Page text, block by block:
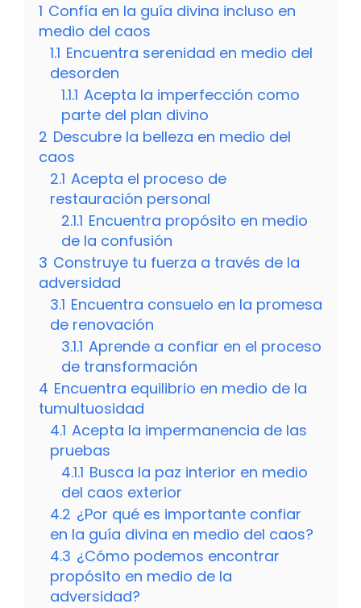
1 Confía en la guía divina incluso en
medio del caos
1.1 Encuentra serenidad en medio del
desorden
1.1.1 Acepta la imperfección como
parte del plan divino
2 Descubre la belleza en medio del
caos
2.1 Acepta el proceso de
restauración personal
2.1.1 Encuentra propósito en medio
de la confusión
3 Construye tu fuerza a través de la
adversidad
3.1 Encuentra consuelo en la promesa
de renovación
3.1.1 Aprende a confiar en el proceso
de transformación
4 Encuentra equilibrio en medio de la
tumultuosidad
4.1 Acepta la impermanencia de las
pruebas
4.1.1 Busca la paz interior en medio
del caos exterior
4.2 ¿Por qué es importante confiar
en la guía divina en medio del caos?
4.3 ¿Cómo podemos encontrar
propósito en medio de la
adversidad?